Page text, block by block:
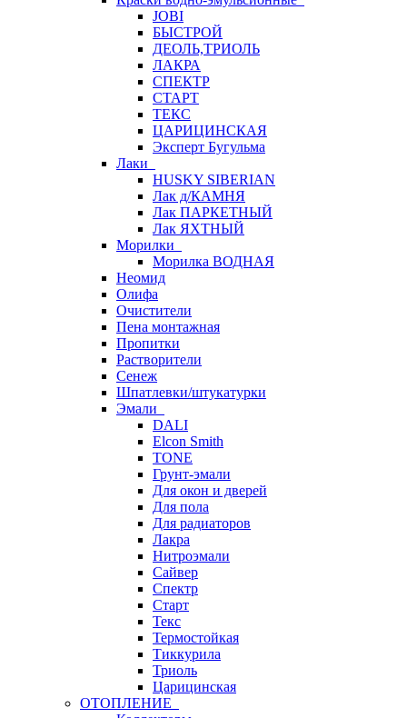
JOBI
БЫСТРОЙ
ДЕОЛЬ,ТРИОЛЬ
ЛАКРА
СПЕКТР
СТАРТ
ТЕКС
ЦАРИЦИНСКАЯ
Эксперт Бугульма
Лаки
HUSKY SIBERIAN
Лак д/КАМНЯ
Лак ПАРКЕТНЫЙ
Лак ЯХТНЫЙ
Морилки
Морилка ВОДНАЯ
Неомид
Олифа
Очистители
Пена монтажная
Пропитки
Растворители
Сенеж
Шпатлевки/штукатурки
Эмали
DALI
Elcon Smith
TONE
Грунт-эмали
Для окон и дверей
Для пола
Для радиаторов
Лакра
Нитроэмали
Сайвер
Спектр
Старт
Текс
Термостойкая
Тиккурила
Триоль
Царицинская
ОТОПЛЕНИЕ